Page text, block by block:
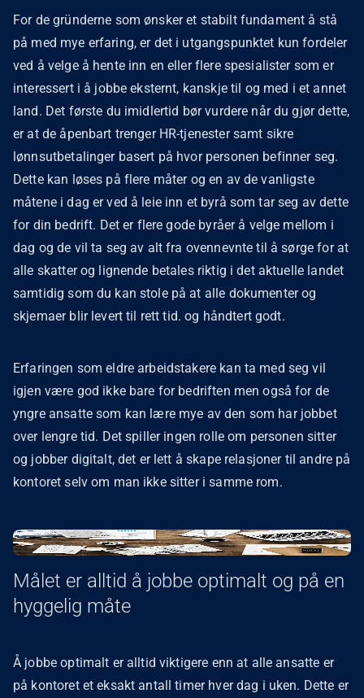
For de gründerne som ønsker et stabilt fundament å stå
på med mye erfaring, er det i utgangspunktet kun fordeler
ved å velge å hente inn en eller flere spesialister som er
interessert i å jobbe eksternt, kanskje til og med i et annet
land. Det første du imidlertid bør vurdere når du gjør dette,
er at de åpenbart trenger HR-tjenester samt sikre
lønnsutbetalinger basert på hvor personen befinner seg.
Dette kan løses på flere måter og en av de vanligste
måtene i dag er ved å leie inn et byrå som tar seg av dette
for din bedrift. Det er flere gode byråer å velge mellom i
dag og de vil ta seg av alt fra ovennevnte til å sørge for at
alle skatter og lignende betales riktig i det aktuelle landet
samtidig som du kan stole på at alle dokumenter og
skjemaer blir levert til rett tid. og håndtert godt.
Erfaringen som eldre arbeidstakere kan ta med seg vil
igjen være god ikke bare for bedriften men også for de
yngre ansatte som kan lære mye av den som har jobbet
over lengre tid. Det spiller ingen rolle om personen sitter
og jobber digitalt, det er lett å skape relasjoner til andre på
kontoret selv om man ikke sitter i samme rom.
Målet er alltid å jobbe optimalt og på en
hyggelig måte
Å jobbe optimalt er alltid viktigere enn at alle ansatte er
på kontoret et eksakt antall timer hver dag i uken. Dette er